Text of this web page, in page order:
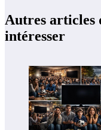
Autres articles
intéresser